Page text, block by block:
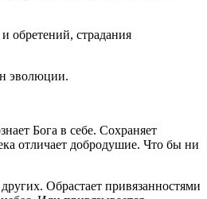
обретений, страдания
эволюции.
Бога в себе. Сохраняет
отличает добродушие. Что бы ни
Обрастает привязанностями